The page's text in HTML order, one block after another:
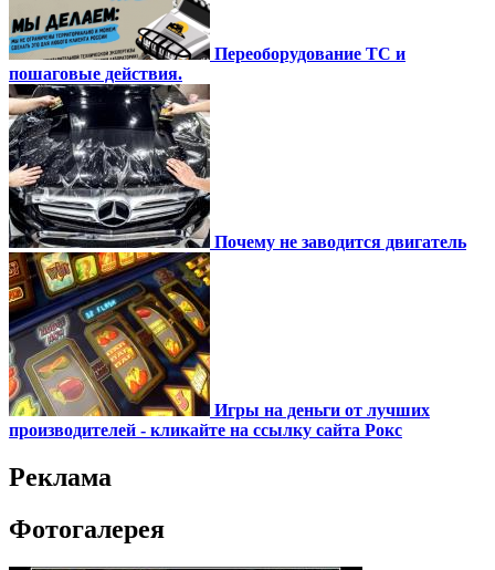
Переоборудование ТС и
пошаговые действия.
Почему не заводится двигатель
Игры на деньги от лучших
производителей - кликайте на ссылку сайта Рокс
Реклама
Фотогалерея